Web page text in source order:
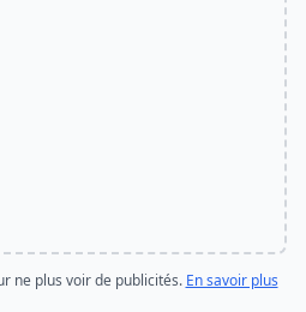
ne plus voir de publicités. En savoir plus